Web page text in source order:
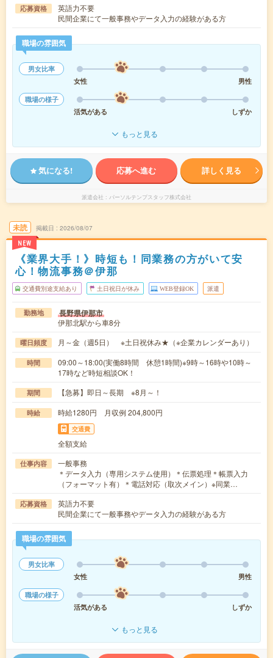
応募資格
英語力不要
民間企業にて一般事務やデータ入力の経験がある方
職場の雰囲気
男女比率
女性
男性
職場の様子
活気がある
しずか
もっと見る
気になる! 応募へ進む 詳しく見る
派遣会社 パーソルテンプスタッフ株式会社
未読
NEW
掲載日 2026/08/07
《業界大手！》時短も！同業務の方がいて安
心！物流事務＠伊那
交通費別途支給あり 土日祝日が休み WEB登録OK 派遣
勤務地 長野県伊那市
伊那北駅から車8分
曜日頻度 月～金（週5日） ※土日祝休み★（※企業カレンダーあり）
時間
09:00～18:00(実働8時間 休憩1時間)※9時～16時や10時～
17時など時短相談OK！
期間 【急募】即日～長期 ※8月～！
時給 時給1280円 月収例 204,800円
交通費
全額支給
仕事内容
一般事務
＊データ入力（専用システム使用）＊伝票処理＊帳票入力
（フォーマット有）＊電話対応（取次メイン）※同業…
応募資格
英語力不要
民間企業にて一般事務やデータ入力の経験がある方
職場の雰囲気
男女比率
女性
男性
職場の様子
活気がある
しずか
もっと見る